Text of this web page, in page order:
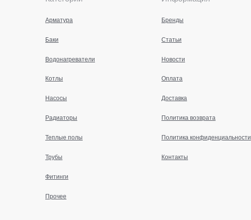
Арматура
Баки
Водонагреватели
Котлы
Насосы
Радиаторы
Теплые полы
Трубы
Фитинги
Прочее
Бренды
Статьи
Новости
Оплата
Доставка
Политика возврата
Политика конфиденциальности
Контакты